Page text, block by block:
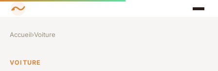
Accueil›Voiture
VOITURE